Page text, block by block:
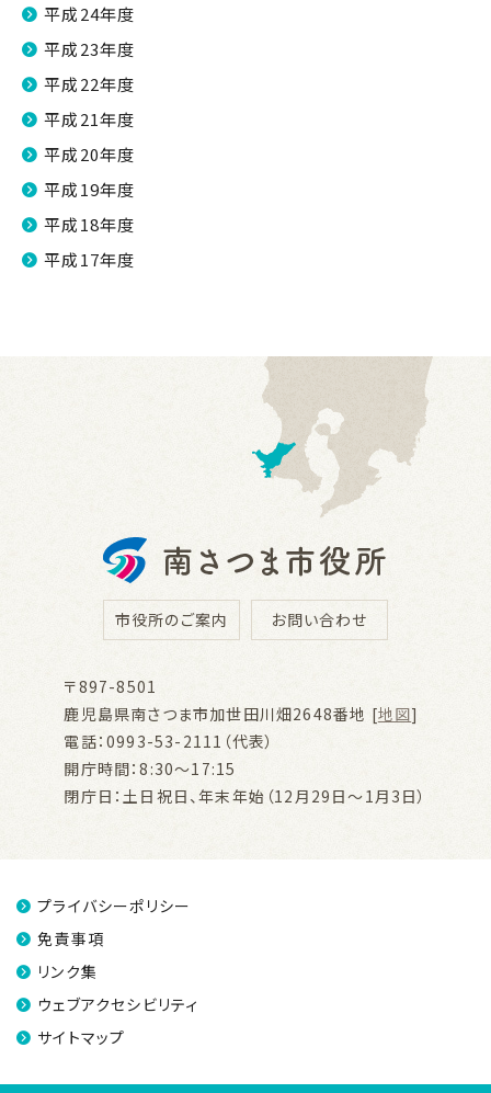
平成24年度
平成23年度
平成22年度
平成21年度
平成20年度
平成19年度
平成18年度
平成17年度
市役所のご案内 お問い合わせ
〒897-8501
鹿児島県南さつま市加世田川畑2648番地 [地図]
電話：0993-53-2111（代表）
開庁時間：8:30～17:15
閉庁日：土日祝日、年末年始（12月29日～1月3日）
プライバシーポリシー
免責事項
リンク集
ウェブアクセシビリティ
サイトマップ